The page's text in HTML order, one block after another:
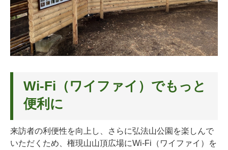
Wi-Fi（ワイファイ）でもっと
便利に
来訪者の利便性を向上し、さらに弘法山公園を楽しんで
いただくため、権現山山頂広場にWi-Fi（ワイファイ）を